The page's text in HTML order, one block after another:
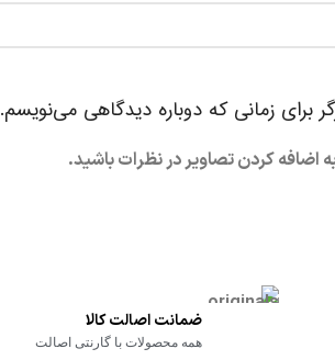
برای زمانی که دوباره دیدگاهی می‌نویسم.
اضافه کردن تصاویر در نظرات باشید.
ضمانت اصالت کالا
همه محصولات با گارنتی اصالت